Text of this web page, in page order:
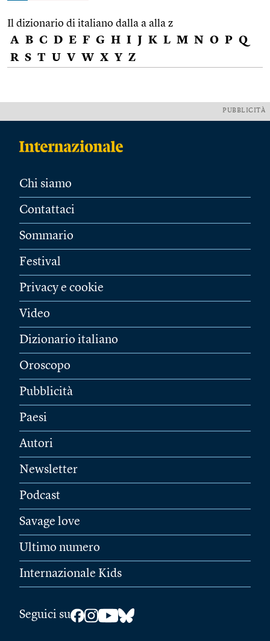
Il dizionario di italiano dalla a alla z
A B C D E F G H I J K L M N O P Q
R S T U V W X Y Z
PUBBLICITÀ
Chi siamo
Contattaci
Sommario
Festival
Privacy e cookie
Video
Dizionario italiano
Oroscopo
Pubblicità
Paesi
Autori
Newsletter
Podcast
Savage love
Ultimo numero
Internazionale Kids
Seguici su